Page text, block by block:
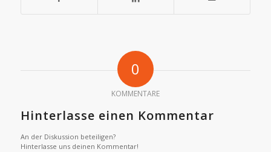
0
KOMMENTARE
Hinterlasse einen Kommentar
An der Diskussion beteiligen?
Hinterlasse uns deinen Kommentar!